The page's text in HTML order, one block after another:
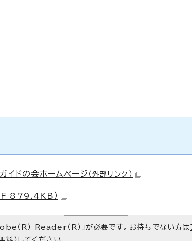
イドの会ホームページ （外部リンク）
879.4KB）
（R） Reader（R）」が必要です。お持ちでない方は